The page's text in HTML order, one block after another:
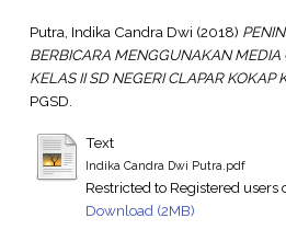
Putra, Indika Candra Dwi (2018)
BERBICARA MENGGUNAKAN MEDIA
KELAS II SD NEGERI CLAPAR KOKAP
PGSD.
Text
Indika Candra Dwi Putra.pdf
Restricted to Registered users
Download (2MB)